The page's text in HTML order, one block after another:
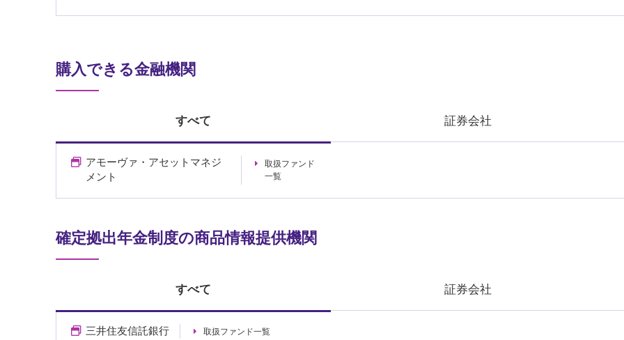
購入できる金融機関
すべて 証券会社
アモーヴァ・アセットマネジ
メント
取扱ファンド
一覧
確定拠出年金制度の商品情報提供機関
すべて 証券会社
三井住友信託銀行 取扱ファンド一覧